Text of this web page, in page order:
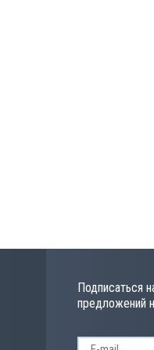
Подписаться
предложений